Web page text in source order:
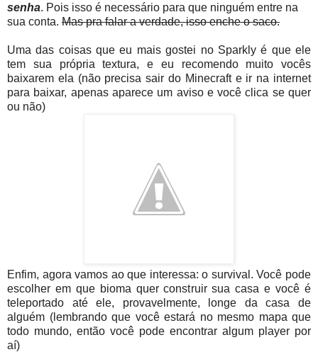
senha. Pois isso é necessário para que ninguém entre na
sua conta. Mas pra falar a verdade, isso enche o saco.
Uma das coisas que eu mais gostei no Sparkly é que ele
tem sua própria textura, e eu recomendo muito vocês
baixarem ela (não precisa sair do Minecraft e ir na internet
para baixar, apenas aparece um aviso e você clica se quer
ou não)
Enfim, agora vamos ao que interessa: o survival. Você pode
escolher em que bioma quer construir sua casa e você é
teleportado até ele, provavelmente, longe da casa de
alguém (lembrando que você estará no mesmo mapa que
todo mundo, então você pode encontrar algum player por
aí)